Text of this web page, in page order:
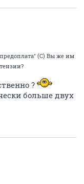
(С) Вы же им
?
больше двух